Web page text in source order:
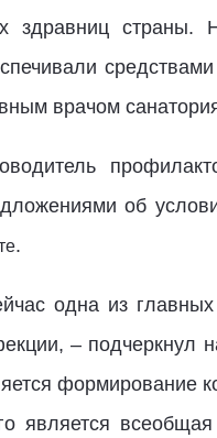
здравниц страны.
врачом
об
.
одна из
– подчеркнул
формирование
является